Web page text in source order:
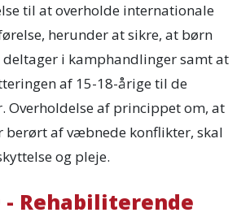
til at overholde internationale
herunder at sikre, at børn
deltager i kamphandlinger samt at
af 15-18-årige til de
Overholdelse af princippet om, at
berørt af væbnede konflikter, skal
og pleje.
Rehabiliterende